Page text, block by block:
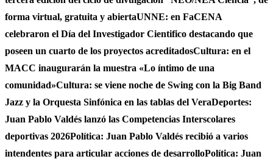
forma virtual, gratuita y abiertaUNNE: en FaCENA
celebraron el Día del Investigador Cientifico destacando que
poseen un cuarto de los proyectos acreditadosCultura: en el
MACC inaugurarán la muestra «Lo íntimo de una
comunidad»Cultura: se viene noche de Swing con la Big Band
Jazz y la Orquesta Sinfónica en las tablas del VeraDeportes:
Juan Pablo Valdés lanzó las Competencias Interscolares
deportivas 2026Política: Juan Pablo Valdés recibió a varios
intendentes para articular acciones de desarrolloPolítica: Juan